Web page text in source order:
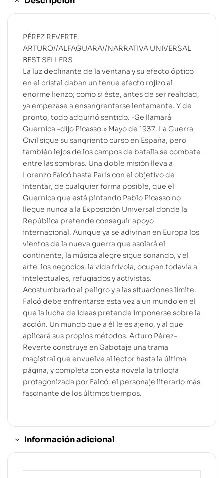
PÉREZ REVERTE,
ARTURO//ALFAGUARA//NARRATIVA UNIVERSAL
BEST SELLERS
La luz declinante de la ventana y su efecto óptico
en el cristal daban un tenue efecto rojizo al
enorme lienzo; como si éste, antes de ser realidad,
ya empezase a ensangrentarse lentamente. Y de
pronto, todo adquirió sentido. -Se llamará
Guernica -dijo Picasso.» Mayo de 1937. La Guerra
Civil sigue su sangriento curso en España, pero
también lejos de los campos de batalla se combate
entre las sombras. Una doble misión lleva a
Lorenzo Falcó hasta París con el objetivo de
intentar, de cualquier forma posible, que el
Guernica que está pintando Pablo Picasso no
llegue nunca a la Exposición Universal donde la
República pretende conseguir apoyo
internacional. Aunque ya se adivinan en Europa los
vientos de la nueva guerra que asolará el
continente, la música alegre sigue sonando, y el
arte, los negocios, la vida frívola, ocupan todavía a
intelectuales, refugiados y activistas.
Acostumbrado al peligro y a las situaciones límite,
Falcó debe enfrentarse esta vez a un mundo en el
que la lucha de ideas pretende imponerse sobre la
acción. Un mundo que a él le es ajeno, y al que
aplicará sus propios métodos. Arturo Pérez-
Reverte construye en Sabotaje una trama
magistral que envuelve al lector hasta la última
página, y completa con esta novela la trilogía
protagonizada por Falcó, el personaje literario más
fascinante de los últimos tiempos.
Información adicional